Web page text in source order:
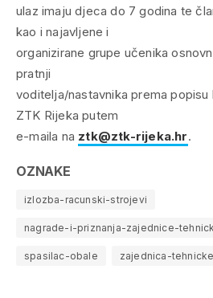
ulaz imaju djeca do 7 godina te
kao i najavljene i
organizirane grupe učenika
pratnji
voditelja/nastavnika prema
ZTK Rijeka putem
e-maila na ztk@ztk-rijeka.hr.
OZNAKE
izlozba-racunski-strojevi
nagrade-i-priznanja-zajednice-
spasilac-obale zajednica-